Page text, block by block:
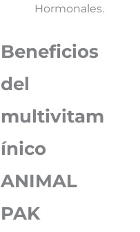
Hormonales.
Beneficios
del
multivitam
ínico
ANIMAL
PAK